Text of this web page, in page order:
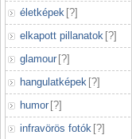
életképek [?]
elkapott pillanatok [?]
glamour [?]
hangulatképek [?]
humor [?]
infravörös fotók [?]